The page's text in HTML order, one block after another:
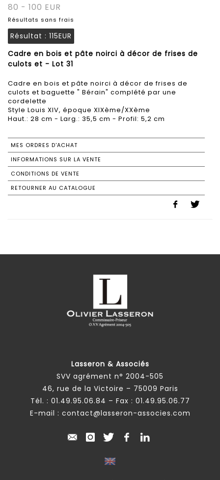
80 - 100 EUR
Résultats sans frais
Résultat : 115EUR
Cadre en bois et pâte noirci à décor de frises de
culots et - Lot 31
Cadre en bois et pâte noirci à décor de frises de
culots et baguette " Bérain" complété par une
cordelette
Style Louis XIV, époque XIXème/XXème
Haut.: 28 cm - Larg.: 35,5 cm - Profil: 5,2 cm
MES ORDRES D'ACHAT
INFORMATIONS SUR LA VENTE
CONDITIONS DE VENTE
RETOURNER AU CATALOGUE
Lasseron & Associés
SVV agrément n° 2004-505
46, rue de la Victoire – 75009 Paris
Tél. : 01.49.95.06.84 – Fax : 01.49.95.06.77
E-mail : contact@lasseron-associes.com